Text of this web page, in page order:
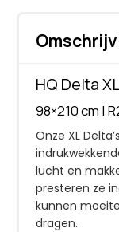
HQ Delta
98×210 cm |
Onze XL
lucht en
presteren ze
kunnen
dragen.